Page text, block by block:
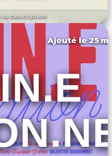
la description
L'ÉVÉNEMENT
Ajouté le 25